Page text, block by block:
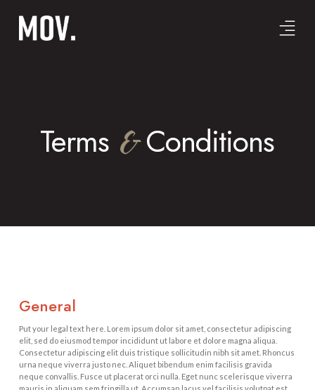
Terms &Conditions
General
Put your legal text here. Lorem ipsum dolor sit amet, consectetur adipiscing
elit, sed do eiusmod tempor incididunt ut labore et dolore magna aliqua.
Consectetur adipiscing elit duis tristique sollicitudin nibh sit amet. Rhoncus
urna neque viverra justo nec. Aliquet bibendum enim facilisis gravida
neque convallis. Fusce ut placerat orci nulla. Eget nunc scelerisque viverra